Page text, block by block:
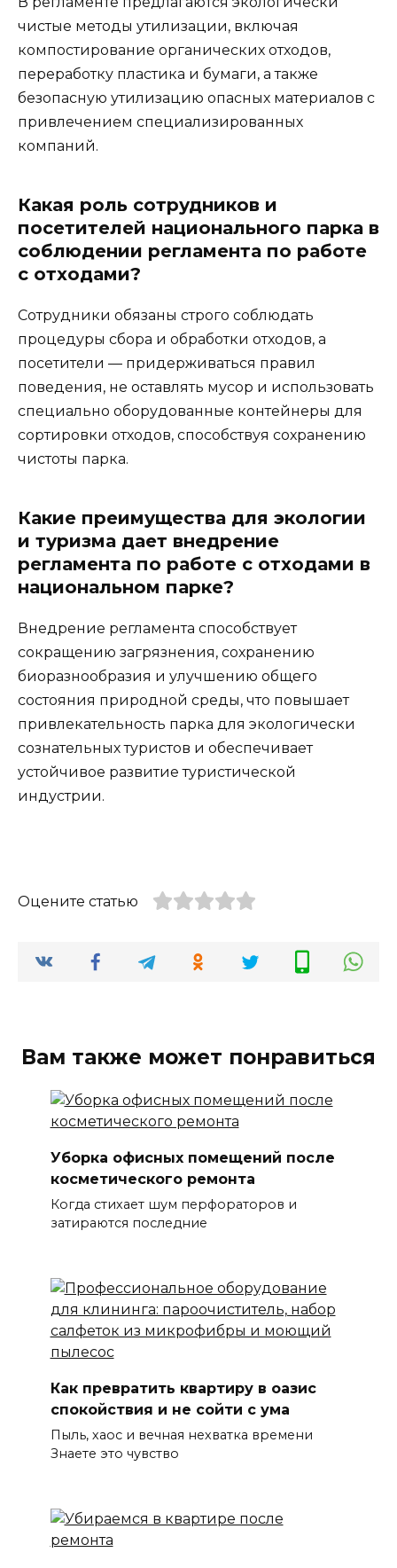
чистые методы утилизации, включая
компостирование органических отходов,
переработку пластика и бумаги, а также
безопасную утилизацию опасных материалов с
привлечением специализированных
компаний.
Какая роль сотрудников и
посетителей национального парка в
соблюдении регламента по работе
с отходами?
Сотрудники обязаны строго соблюдать
процедуры сбора и обработки отходов, а
посетители — придерживаться правил
поведения, не оставлять мусор и использовать
специально оборудованные контейнеры для
сортировки отходов, способствуя сохранению
чистоты парка.
Какие преимущества для экологии
и туризма дает внедрение
регламента по работе с отходами в
национальном парке?
Внедрение регламента способствует
сокращению загрязнения, сохранению
биоразнообразия и улучшению общего
состояния природной среды, что повышает
привлекательность парка для экологически
сознательных туристов и обеспечивает
устойчивое развитие туристической
индустрии.
Оцените статью
Вам также может понравиться
Уборка офисных помещений после
косметического ремонта
Когда стихает шум перфораторов и
затираются последние
Как превратить квартиру в оазис
спокойствия и не сойти с ума
Пыль, хаос и вечная нехватка времени
Знаете это чувство